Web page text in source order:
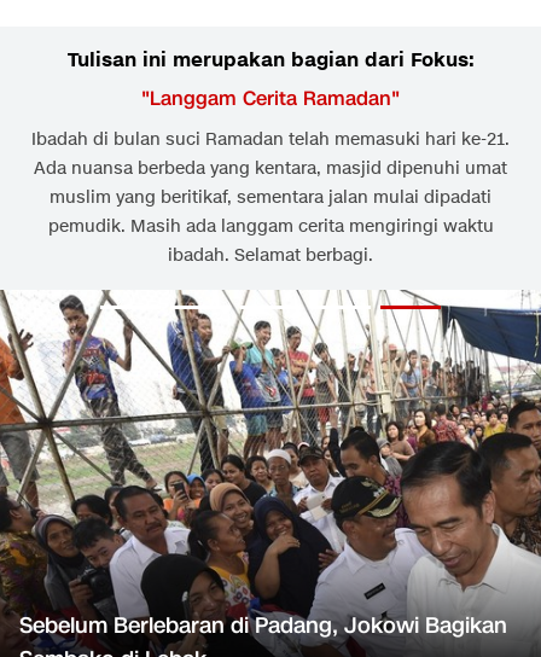
Tulisan ini merupakan bagian dari Fokus:
"Langgam Cerita Ramadan"
Ibadah di bulan suci Ramadan telah memasuki hari ke-21.
Ada nuansa berbeda yang kentara, masjid dipenuhi umat
muslim yang beritikaf, sementara jalan mulai dipadati
pemudik. Masih ada langgam cerita mengiringi waktu
ibadah. Selamat berbagi.
Sebelum Berlebaran di Padang, Jokowi Bagikan